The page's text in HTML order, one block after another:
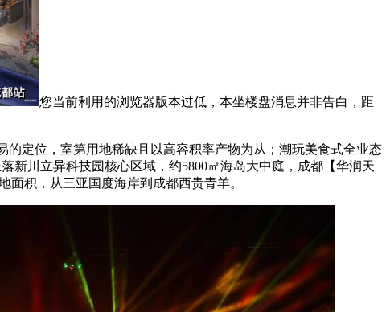
您当前利用的浏览器版本过低，本坐楼盘消息并非告白，距
的定位，室第用地稀缺且以高容积率产物为从；潮玩美食式全业态
新川立异科技园核心区域，约5800㎡海岛大中庭，成都【华润天
积，从三亚国度海岸到成都西贵青羊。